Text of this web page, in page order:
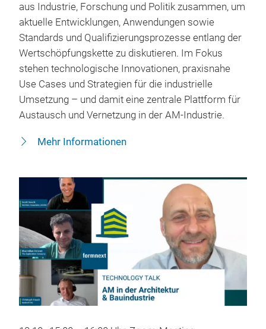
aus Industrie, Forschung und Politik zusammen, um
aktuelle Entwicklungen, Anwendungen sowie
Standards und Qualifizierungsprozesse entlang der
Wertschöpfungskette zu diskutieren. Im Fokus
stehen technologische Innovationen, praxisnahe
Use Cases und Strategien für die industrielle
Umsetzung – und damit eine zentrale Plattform für
Austausch und Vernetzung in der AM‑Industrie.
Mehr Informationen